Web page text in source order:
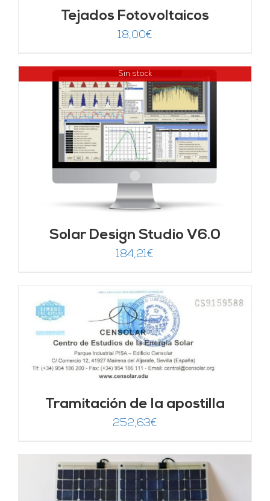
Tejados Fotovoltaicos
18,00€
Sin stock
Solar Design Studio V6.0
184,21€
Tramitación de la apostilla
252,63€